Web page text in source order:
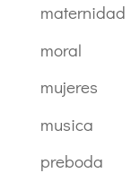
maternidad
moral
mujeres
musica
preboda